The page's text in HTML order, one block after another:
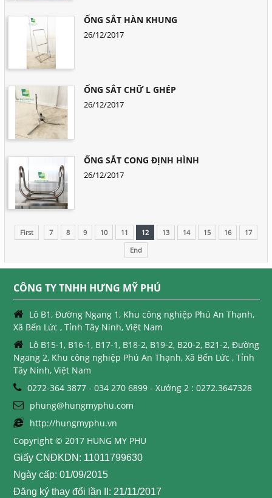
ỐNG SẮT HÀN KHUNG
26/12/2017
ỐNG SẮT CHỮ L GHÉP
26/12/2017
ỐNG SẮT CONG ĐỊNH HÌNH
26/12/2017
First 7 8 9 10 11 12 13 14 15 16
17
End
CÔNG TY TNHH HƯNG MỸ PHÚ
Lô B1, Đường Ngang 1, Khu công nghiệp Phú An Thạnh,
Xã Bến Lức , Tỉnh Tây Ninh, Việt Nam
Lô B15-1, B16-1, B17-1, B18-2, B19-2, B20-2, B21-2, Đường
Ngang 2, Khu công nghiệp Phú An Thạnh, Xã Bến Lức , Tỉnh
Tây Ninh, Việt Nam
0272-364 3877 - 034 270 6899 - Xưởng 2 : 0272.3647328
phung@hungmyphu.com
http://hungmyphu.vn
Copyright © 2017 HUNG MY PHU
Giấy CNĐKDN: 11011799630
Ngày cấp: 01/09/2015
Đăng ký thay đổi lần II: 21/11/2017